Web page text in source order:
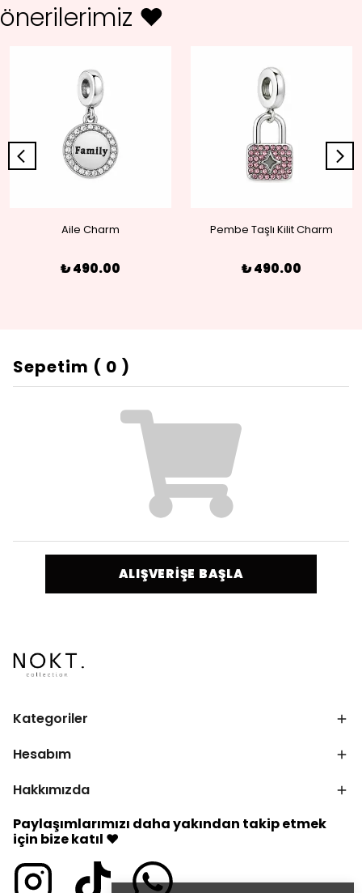
önerilerimiz ♥
Aile Charm
₺ 490.00
Pembe Taşlı Kilit Charm
₺ 490.00
Sepetim ( 0 )
ALIŞVERİŞE BAŞLA
Kategoriler
Hesabım
Hakkımızda
Paylaşımlarımızı daha yakından takip etmek
için bize katıl ♥